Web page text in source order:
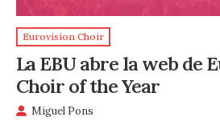
Eurovision Choir
La EBU abre la web de
Choir of the Year
Miguel Pons